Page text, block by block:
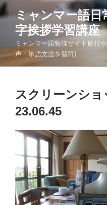
コ
ン
へ
ミャンマー語日
字挨拶学習講座
ミャンマー語勉強サイト旅行
声・単語文法を習得)
スクリーンショ
23.06.45